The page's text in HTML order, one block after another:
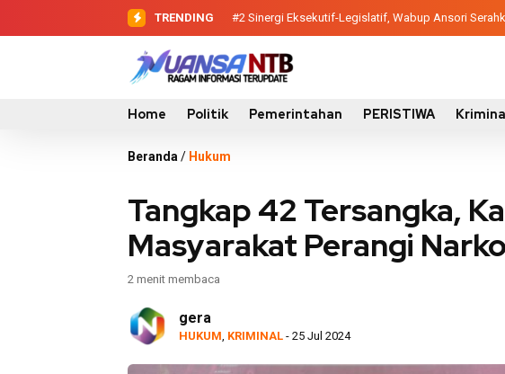
TRENDING #2 Sinergi Eksekutif-Legislatif, Wabup Ansori
#3 Evaluasi Perencanaan Pembangunan 2026,
Home Politik Pemerintahan PERISTIWA
Beranda / Hukum
Tangkap 42 Tersangka,
Masyarakat Perangi
2 menit membaca
gera
HUKUM KRIMINAL - 25 Jul 2024